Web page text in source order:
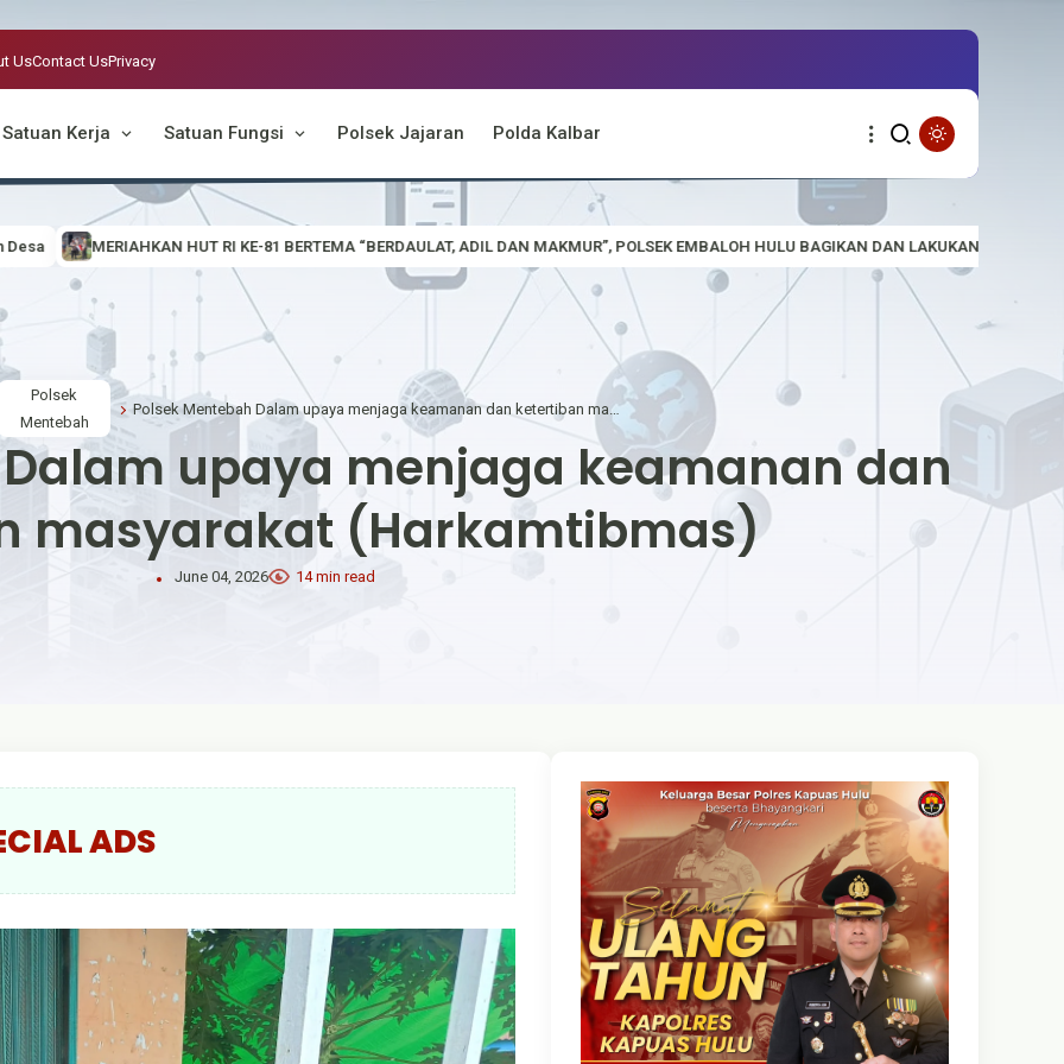
UsContact UsPrivacy
Satuan Kerja Satuan Fungsi Polsek Jajaran Polda Kalbar
“BERDAULAT, ADIL DAN MAKMUR”, POLSEK EMBALOH HULU BAGIKAN DAN LAKUKAN PEMASANGAN BENDERA MERAH PUTIH
Polsek
Mentebah
Polsek Mentebah Dalam upaya menjaga keamanan dan ketertiban masyarakat (Harkamtibmas)
upaya menjaga keamanan dan
masyarakat (Harkamtibmas)
June 04, 2026 14 min read
ADS